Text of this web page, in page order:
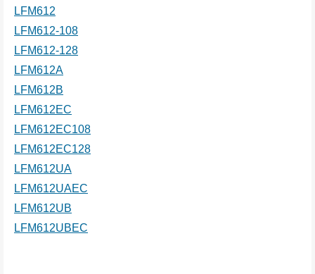
LFM612
LFM612-108
LFM612-128
LFM612A
LFM612B
LFM612EC
LFM612EC108
LFM612EC128
LFM612UA
LFM612UAEC
LFM612UB
LFM612UBEC